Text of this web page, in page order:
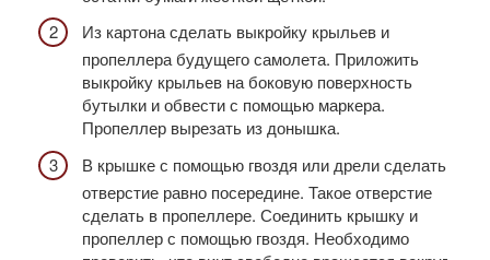
Из картона сделать выкройку крыльев и
пропеллера будущего самолета. Приложить
выкройку крыльев на боковую поверхность
бутылки и обвести с помощью маркера.
Пропеллер вырезать из донышка.
В крышке с помощью гвоздя или дрели сделать
отверстие равно посередине. Такое отверстие
сделать в пропеллере. Соединить крышку и
пропеллер с помощью гвоздя. Необходимо